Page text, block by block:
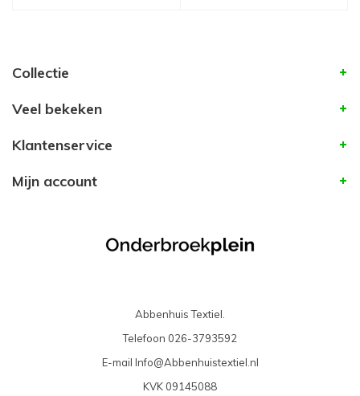
Collectie
Veel bekeken
Klantenservice
Mijn account
Abbenhuis Textiel.
Telefoon 026-3793592
E-mail Info@Abbenhuistextiel.nl
KVK 09145088